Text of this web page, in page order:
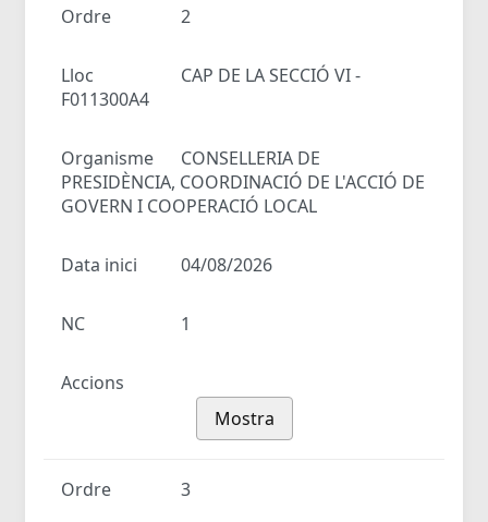
Ordre 2
Lloc
CAP DE LA SECCIÓ VI -
F011300A4
Organisme
CONSELLERIA DE
PRESIDÈNCIA, COORDINACIÓ DE L'ACCIÓ DE
GOVERN I COOPERACIÓ LOCAL
Data inici 04/08/2026
NC 1
Accions
Mostra
Ordre 3